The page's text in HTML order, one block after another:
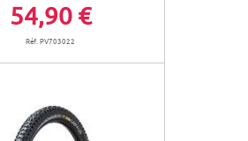
54,90 €
Réf. PV703022